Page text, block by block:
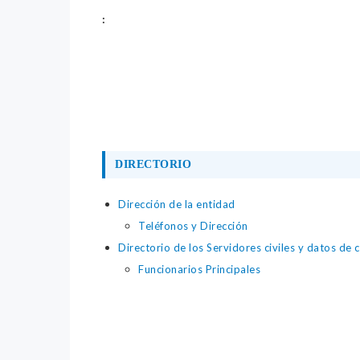
:
DIRECTORIO
Dirección de la entidad
Teléfonos y Dirección
Directorio de los Servidores civiles y datos de
Funcionarios Principales